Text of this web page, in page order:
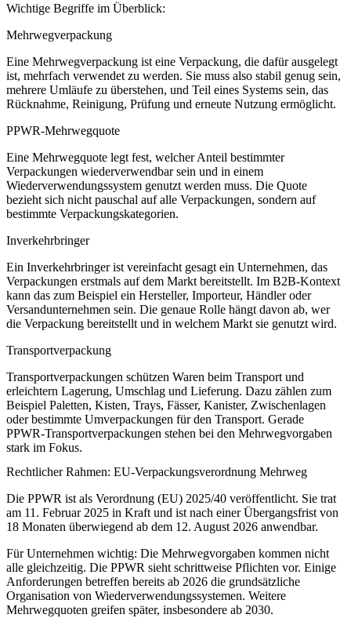
Wichtige Begriffe im Überblick:
Mehrwegverpackung
Eine Mehrwegverpackung ist eine Verpackung, die dafür ausgelegt
ist, mehrfach verwendet zu werden. Sie muss also stabil genug sein,
mehrere Umläufe zu überstehen, und Teil eines Systems sein, das
Rücknahme, Reinigung, Prüfung und erneute Nutzung ermöglicht.
PPWR-Mehrwegquote
Eine Mehrwegquote legt fest, welcher Anteil bestimmter
Verpackungen wiederverwendbar sein und in einem
Wiederverwendungssystem genutzt werden muss. Die Quote
bezieht sich nicht pauschal auf alle Verpackungen, sondern auf
bestimmte Verpackungskategorien.
Inverkehrbringer
Ein Inverkehrbringer ist vereinfacht gesagt ein Unternehmen, das
Verpackungen erstmals auf dem Markt bereitstellt. Im B2B-Kontext
kann das zum Beispiel ein Hersteller, Importeur, Händler oder
Versandunternehmen sein. Die genaue Rolle hängt davon ab, wer
die Verpackung bereitstellt und in welchem Markt sie genutzt wird.
Transportverpackung
Transportverpackungen schützen Waren beim Transport und
erleichtern Lagerung, Umschlag und Lieferung. Dazu zählen zum
Beispiel Paletten, Kisten, Trays, Fässer, Kanister, Zwischenlagen
oder bestimmte Umverpackungen für den Transport. Gerade
PPWR-Transportverpackungen stehen bei den Mehrwegvorgaben
stark im Fokus.
Rechtlicher Rahmen: EU-Verpackungsverordnung Mehrweg
Die PPWR ist als Verordnung (EU) 2025/40 veröffentlicht. Sie trat
am 11. Februar 2025 in Kraft und ist nach einer Übergangsfrist von
18 Monaten überwiegend ab dem 12. August 2026 anwendbar.
Für Unternehmen wichtig: Die Mehrwegvorgaben kommen nicht
alle gleichzeitig. Die PPWR sieht schrittweise Pflichten vor. Einige
Anforderungen betreffen bereits ab 2026 die grundsätzliche
Organisation von Wiederverwendungssystemen. Weitere
Mehrwegquoten greifen später, insbesondere ab 2030.